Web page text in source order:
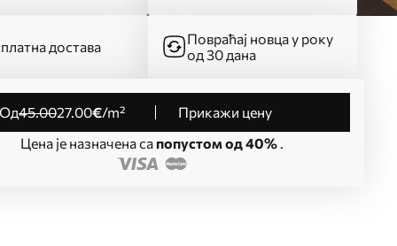
достава
Повраћај новца у року
од 30 дана
од45.0027.00€/m²
Прикажи цену
Цена је назначена са попустом од 40%.